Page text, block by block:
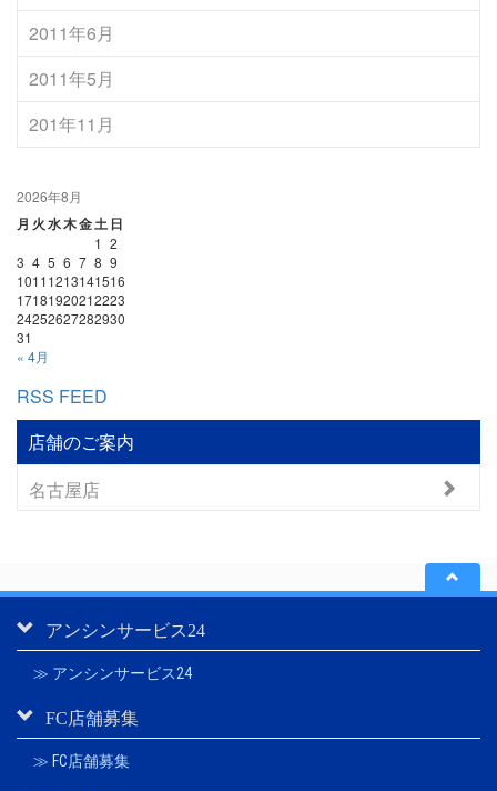
2011年6月
2011年5月
201年11月
2026年8月
月 火水木金土 日
1 2
3 4 5 6 7 8 9
10111213141516
17181920212223
24252627282930
31
« 4月
RSS FEED
店舗のご案内
名古屋店
アンシンサービス24
≫ アンシンサービス24
FC店舗募集
≫ FC店舗募集